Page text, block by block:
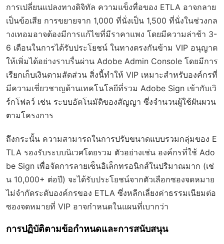
การเปลี่ยนแปลงทางดิจิทัล ความแข็งทื่อของ ETLA อาจกลาย
เป็นข้อเสีย การขยายจาก 1,000 ที่นั่งเป็น 1,500 ที่นั่งในช่วงกล
างเทอมอาจต้องมีการแก้ไขที่มีราคาแพง โดยมีความล่าช้า 3-
6 เดือนในการได้รับประโยชน์ ในทางตรงกันข้าม VIP อนุญาต
ให้เพิ่มได้อย่างราบรื่นผ่าน Adobe Admin Console โดยมีการ
เรียกเก็บเงินตามสัดส่วน สิ่งนี้ทำให้ VIP เหมาะสำหรับองค์กรที่
มีความเชี่ยวชาญด้านเทคโนโลยีที่รวม Adobe Sign เข้ากับเวิ
ร์กโฟลว์ เช่น ระบบอัตโนมัติของสัญญา ซึ่งจำนวนผู้ใช้ผันผวน
ตามโครงการ
ถึงกระนั้น ความสามารถในการปรับขนาดแบบรวมกลุ่มของ E
TLA รองรับระบบนิเวศโดยรวม ตัวอย่างเช่น องค์กรที่ใช้ Ado
be Sign เพื่อจัดการลายเซ็นอิเล็กทรอนิกส์ในปริมาณมาก (เช่
น 10,000+ ต่อปี) จะได้รับประโยชน์จากตัวเลือกซองจดหมาย
ไม่จำกัดระดับองค์กรของ ETLA ซึ่งหลีกเลี่ยงค่าธรรมเนียมต่อ
ซองจดหมายที่ VIP อาจกำหนดในแผนที่เบากว่า
การปฏิบัติตามข้อกำหนดและการสนับสนุน